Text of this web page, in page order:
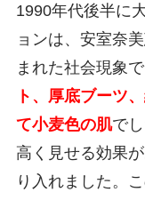
1990年代後半に
ョンは、安室奈
まれた社会現象
ト、厚底ブーツ
て小麦色の肌で
高く見せる効果
り入れました。